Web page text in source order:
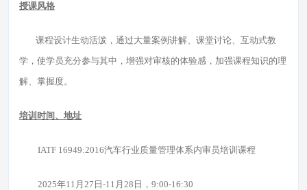
授课风格
课程设计生动活泼，通过大量案例讲解、课堂讨论、互动式教
学，使学员充分参与其中，增强对审核的体验感，加强课程知识的理
解、掌握度。
培训时间、地址
IATF 16949:2016汽车行业质量管理体系内审员培训课程
2025年11月27日-11月28日，9:00-16:30